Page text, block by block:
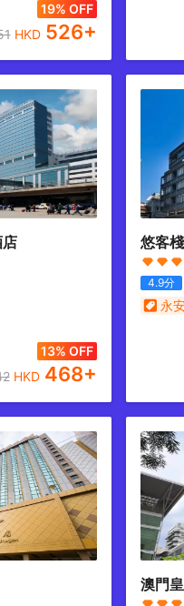
19% OFF
HKD 526+
13% OFF
HKD 468+
悠客棧
4.9分
永
澳門